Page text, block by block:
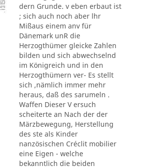
dern Grunde. v eben erbaut ist
; sich auch noch aber lhr
Mißaus einem anv für
Dänemark unR die
Herzogthümer gleicke Zahlen
bilden und sich abwechselnd
im Königreich und in den
Herzogthümern ver- Es stellt
sich ,nämlich immer mehr
heraus, daß des sarumeln .
Waffen Dieser V ersuch
scheiterte an Nach der der
Märzbewegung, Herstellung
des ste als Kinder
nanzösischen Créclit mobilier
eine Eigen - welche
bekanntlich die beiden